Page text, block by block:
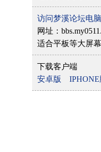
访问梦溪论坛电
网址：
适合平板等大屏
下载客户端
安卓版
IPHONE